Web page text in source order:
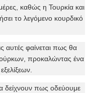
καθώς η Τουρκία και
το λεγόμενο κουρδικό
αυτές φαίνεται πως θα
προκαλώντας ένα
δείχνουν πως οδεύουμε